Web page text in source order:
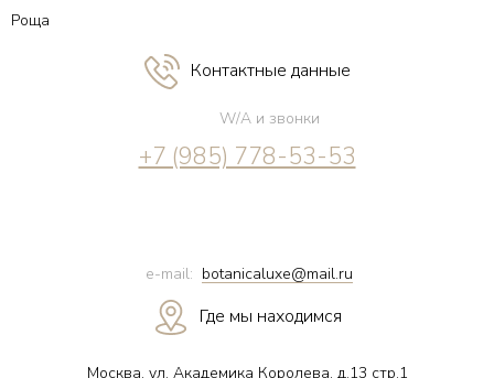
Роща
Контактные данные
W/A и звонки
+7 (985) 778-53-53
e-mail: botanicaluxe@mail.ru
Где мы находимся
Москва, ул. Академика Королева, д.13 стр.1